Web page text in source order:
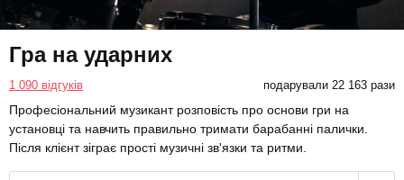
Гра на ударних
1 090 відгуків подарували 22 163 рази
Професіональний музикант розповість про основи гри на
установці та навчить правильно тримати барабанні палички.
Після клієнт зіграє прості музичні зв'язки та ритми.